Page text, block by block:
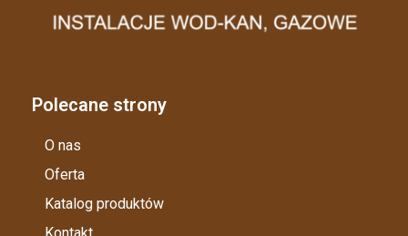
Polecane strony
O nas
Oferta
Katalog produktów